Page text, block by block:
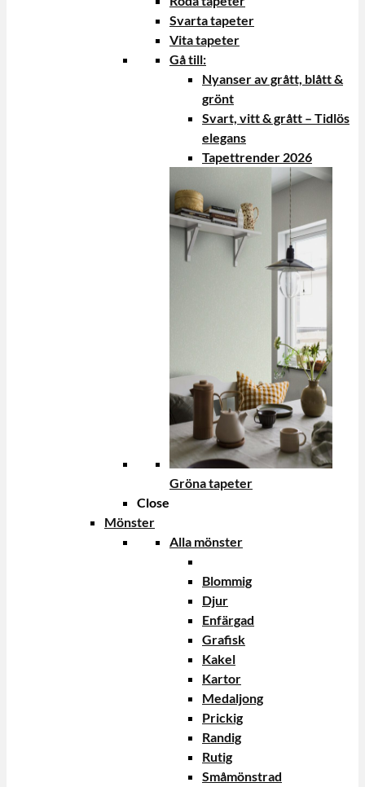
Svarta tapeter
Vita tapeter
Gå till:
Nyanser av grått, blått &
grönt
Svart, vitt & grått – Tidlös
elegans
Tapettrender 2026
Gröna tapeter
Close
Mönster
Alla mönster
Blommig
Djur
Enfärgad
Grafisk
Kakel
Kartor
Medaljong
Prickig
Randig
Rutig
Småmönstrad